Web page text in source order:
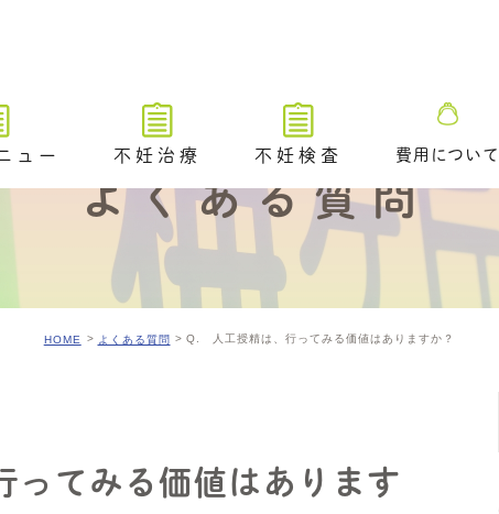
ュー
グのご案内
不妊治療
不妊治療トップ
不妊治療の解説動画
タイミング法
排卵障害に対する薬物療法
アシステッド・ハッチング
不妊検査
不妊検査トップ
排卵や卵巣状態を調べる検査
卵管が通っているかを調べる
排卵時期を調べるための検査
費用について
よくある質問
HOME よくある質問 Q. 人工授精は、行ってみる価値はありますか？
てみる価値はあります